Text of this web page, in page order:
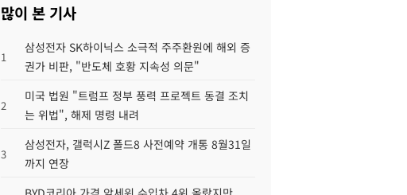
많이 본 기사
1
삼성전자 SK하이닉스 소극적 주주환원에 해외 증
권가 비판, "반도체 호황 지속성 의문"
2
미국 법원 "트럼프 정부 풍력 프로젝트 동결 조치
는 위법", 해제 명령 내려
3
삼성전자, 갤럭시Z 폴드8 사전예약 개통 8월31일
까지 연장